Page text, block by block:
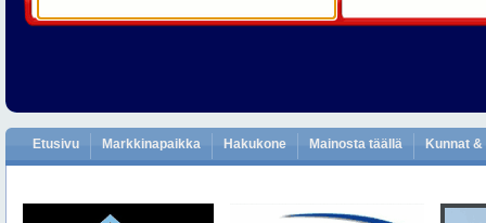
Etusivu Markkinapaikka Hakukone Mainosta täällä Kunnat